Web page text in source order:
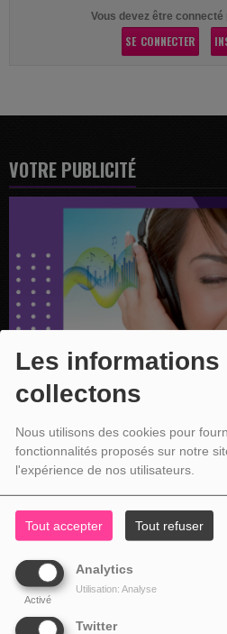
Les informations
collectons
Nous utilisons des cookies pour
fonctionnalités proposés sur notre
l'expérience de nos utilisateurs.
Tout accepter Tout refuser
Analytics
Activé
Utilisation: Analyse
Twitter
Vous devez être
SE CONNECTER
VOTRE PUBLICITÉ